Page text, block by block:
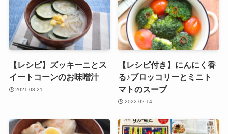
【レシピ】ズッキーニとス
イートコーンのお味噌汁
2021.08.21
【レシピ付き】にんにく香
る♪ブロッコリーとミニト
マトのスープ
2022.02.14